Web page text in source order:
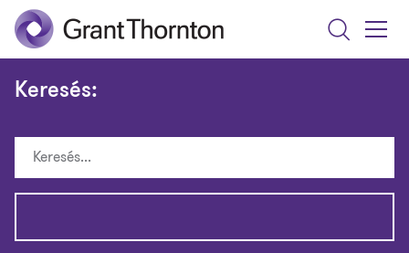
Search
Menu
Keresés: